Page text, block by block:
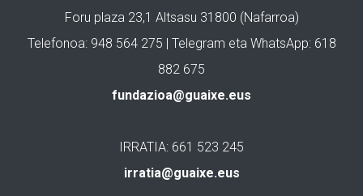
Foru plaza 23,1 Altsasu 31800 (Nafarroa)
Telefonoa: 948 564 275 | Telegram eta WhatsApp: 618
882 675
fundazioa@guaixe.eus
IRRATIA: 661 523 245
irratia@guaixe.eus